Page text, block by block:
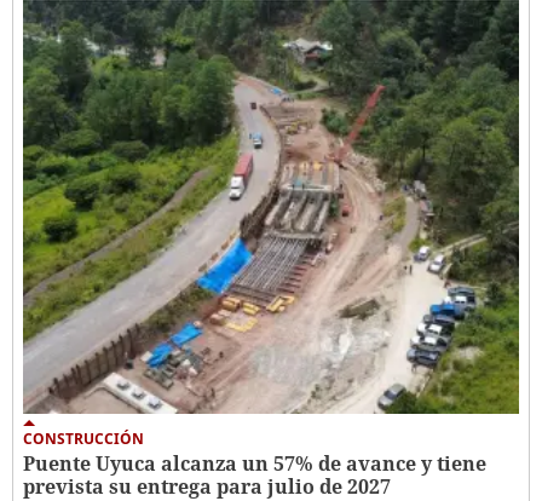
CONSTRUCCIÓN
Puente Uyuca alcanza un 57% de avance y tiene
prevista su entrega para julio de 2027